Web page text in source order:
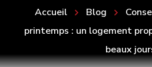
Accueil Blog
printemps : un logement
beaux